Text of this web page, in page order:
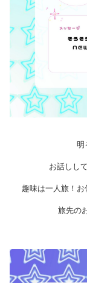
明
お話しし
趣味は一人旅！お
旅先の